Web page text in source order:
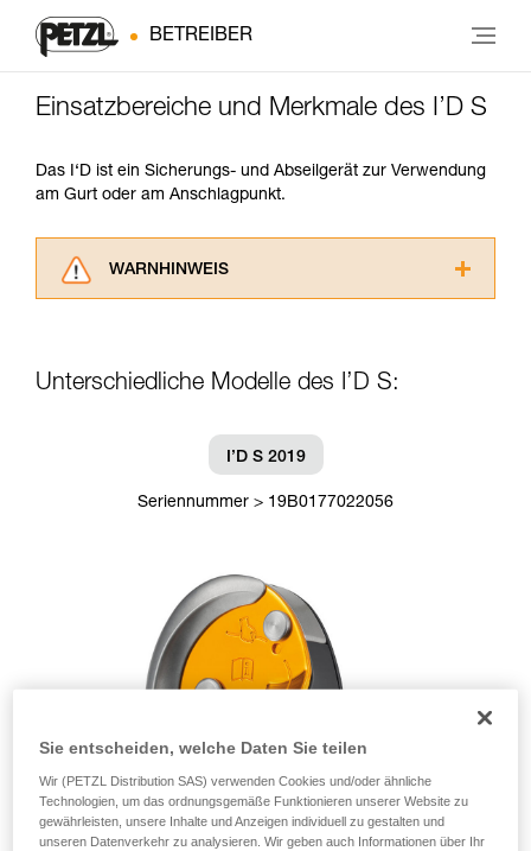
BETREIBER
Einsatzbereiche und Merkmale des I’D S
Das I‘D ist ein Sicherungs- und Abseilgerät zur Verwendung
am Gurt oder am Anschlagpunkt.
WARNHINWEIS
ziehen. Um diese Zusatzinformationen
der Gebrauchsanweisung enthaltenen
Informationen richtig verstanden haben.
Die Beherrschung dieser Techniken setzt eine
entsprechende Ausbildung und ein spezielles
Vorgang alleine sicher zu wiederholen, bevor
Sie ihn eigenständig durchführen.
Wir geben Beispiele für die mit Ihrer Aktivität
verbundenen Techniken. Möglicherweise gibt es
noch andere Techniken, die hier nicht
beschrieben werden.
Unterschiedliche Modelle des I’D S:
I’D S 2019
Seriennummer > 19B0177022056
Sie entscheiden, welche Daten Sie teilen
Wir (PETZL Distribution SAS) verwenden Cookies und/oder ähnliche
Technologien, um das ordnungsgemäße Funktionieren unserer Website zu
gewährleisten, unsere Inhalte und Anzeigen individuell zu gestalten und
unseren Datenverkehr zu analysieren. Wir geben auch Informationen über Ihr